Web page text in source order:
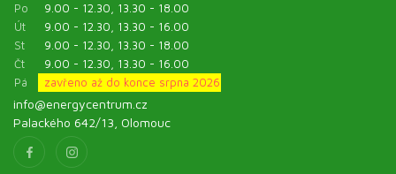
Po
9.00 - 12.30, 13.30 - 18.00
Út
9.00 - 12.30, 13.30 - 16.00
St
9.00 - 12.30, 13.30 - 18.00
Čt
9.00 - 12.30, 13.30 - 16.00
Pá
zavřeno až do konce srpna 2026
info@energycentrum.cz
Palackého 642/13, Olomouc